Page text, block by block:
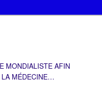
MONDIALISTE AFIN
LA MÉDECINE…